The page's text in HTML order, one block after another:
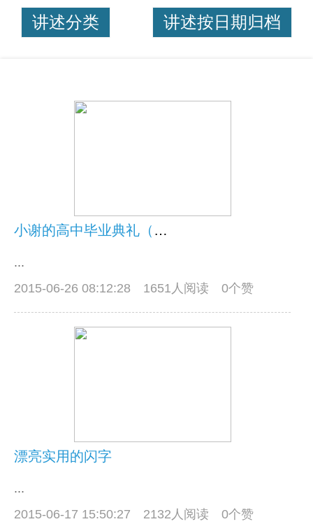
讲述分类 讲述按日期归档
小谢的高中毕业典礼（视频）
...
2015-06-26 08:12:28
1651人阅读 0个赞
漂亮实用的闪字
...
2015-06-17 15:50:27
2132人阅读 0个赞